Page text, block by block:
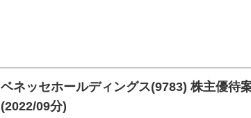
ベネッセホールディングス(9783) 株主優待
(2022/09分)